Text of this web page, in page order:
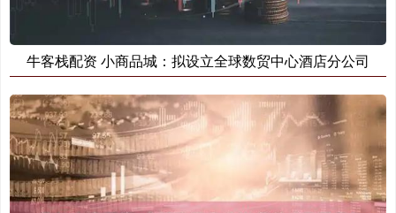
牛客栈配资 小商品城：拟设立全球数贸中心酒店分公司